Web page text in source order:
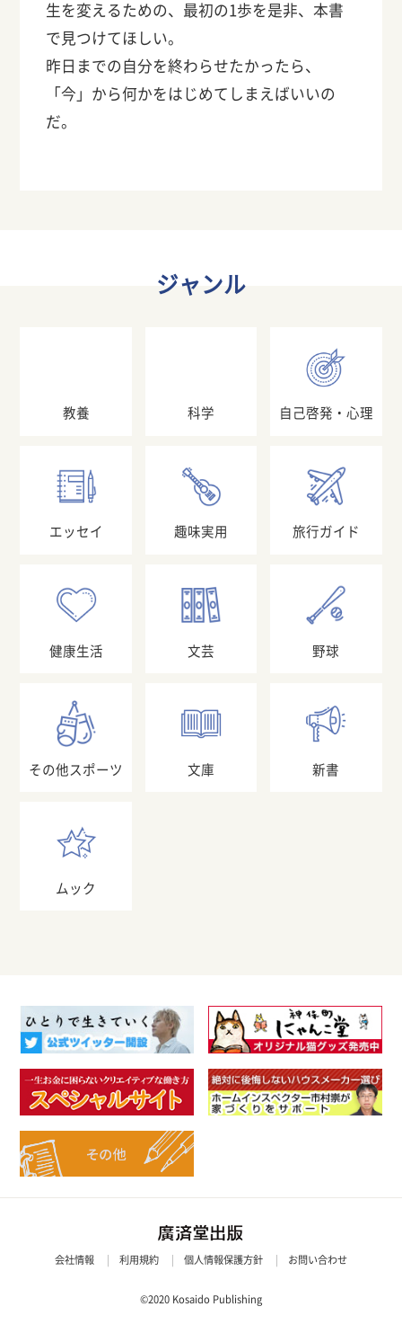
ジャンル
教養 科学 自己啓発・心理
エッセイ 趣味実用 旅行ガイド
健康生活 文芸 野球
その他スポーツ 文庫 新書
ムック
生を変えるための、最初の1歩を是非、本書
で見つけてほしい。
昨日までの自分を終わらせたかったら、
「今」から何かをはじめてしまえばいいの
だ。
©2020 Kosaido Publishing
会社情報 利用規約 個人情報保護方針 お問い合わせ